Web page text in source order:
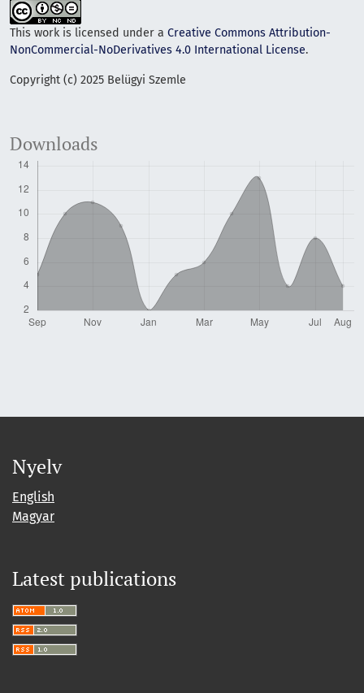
This work is licensed under a Creative Commons Attribution-
NonCommercial-NoDerivatives 4.0 International License.
Copyright (c) 2025 Belügyi Szemle
Downloads
Nyelv
English
Magyar
Latest publications